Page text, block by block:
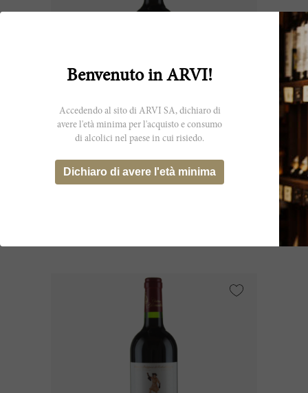
600cl
D'Armailhac 2019
Benvenuto in ARVI!
Accedendo al sito di ARVI SA, dichiaro di
avere l'età minima per l'acquisto e consumo
di alcolici nel paese in cui risiedo.
Dichiaro di avere l'età minima